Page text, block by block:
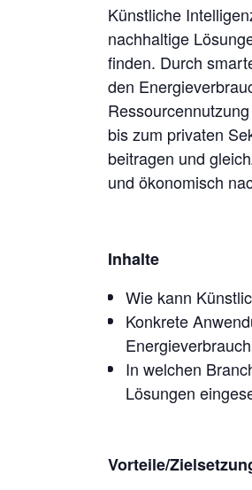
Künstliche
nachhaltige
finden. Durch
den
bis zum privaten
beitragen und
und ökonomisch
Inhalte
Wie kann
Konkrete
In welchen
Lösungen
Vorteile/